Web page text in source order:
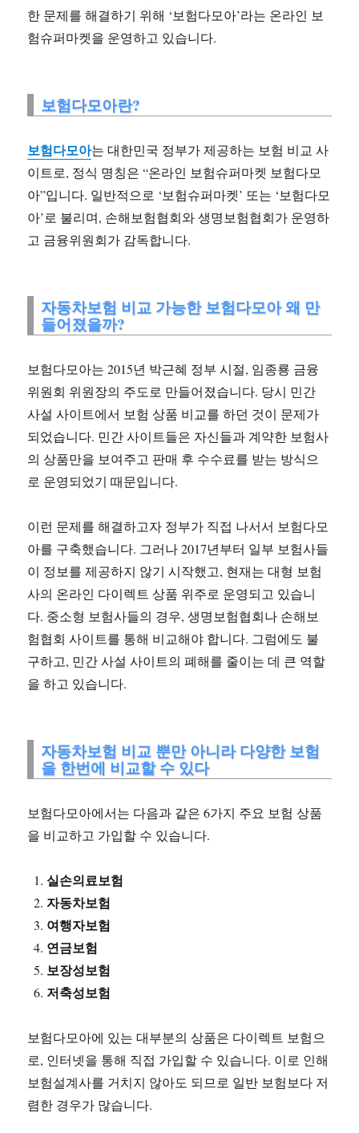
한 문제를 해결하기 위해 ‘보험다모아’라는 온라인 보
험슈퍼마켓을 운영하고 있습니다.
보험다모아란?
보험다모아는 대한민국 정부가 제공하는 보험 비교 사
이트로, 정식 명칭은 “온라인 보험슈퍼마켓 보험다모
아”입니다. 일반적으로 ‘보험슈퍼마켓’ 또는 ‘보험다모
아’로 불리며, 손해보험협회와 생명보험협회가 운영하
고 금융위원회가 감독합니다.
자동차보험 비교 가능한 보험다모아 왜 만
들어졌을까?
보험다모아는 2015년 박근혜 정부 시절, 임종룡 금융
위원회 위원장의 주도로 만들어졌습니다. 당시 민간
사설 사이트에서 보험 상품 비교를 하던 것이 문제가
되었습니다. 민간 사이트들은 자신들과 계약한 보험사
의 상품만을 보여주고 판매 후 수수료를 받는 방식으
로 운영되었기 때문입니다.
이런 문제를 해결하고자 정부가 직접 나서서 보험다모
아를 구축했습니다. 그러나 2017년부터 일부 보험사들
이 정보를 제공하지 않기 시작했고, 현재는 대형 보험
사의 온라인 다이렉트 상품 위주로 운영되고 있습니
다. 중소형 보험사들의 경우, 생명보험협회나 손해보
험협회 사이트를 통해 비교해야 합니다. 그럼에도 불
구하고, 민간 사설 사이트의 폐해를 줄이는 데 큰 역할
을 하고 있습니다.
자동차보험 비교 뿐만 아니라 다양한 보험
을 한번에 비교할 수 있다
보험다모아에서는 다음과 같은 6가지 주요 보험 상품
을 비교하고 가입할 수 있습니다.
실손의료보험
자동차보험
여행자보험
연금보험
보장성보험
저축성보험
보험다모아에 있는 대부분의 상품은 다이렉트 보험으
로, 인터넷을 통해 직접 가입할 수 있습니다. 이로 인해
보험설계사를 거치지 않아도 되므로 일반 보험보다 저
렴한 경우가 많습니다.